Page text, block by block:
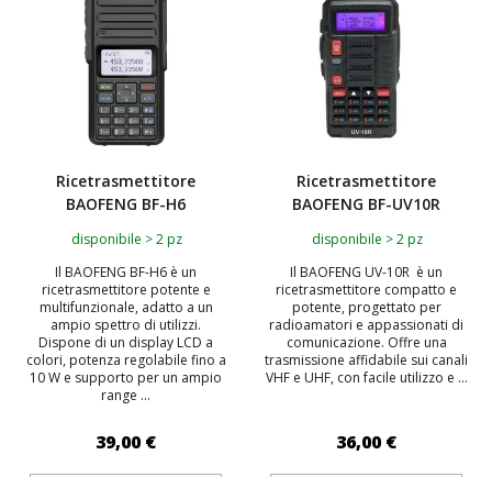
Ricetrasmettitore
BAOFENG BF-H6
disponibile > 2 pz
Il BAOFENG BF-H6 è un
ricetrasmettitore potente e
multifunzionale, adatto a un
ampio spettro di utilizzi.
Dispone di un display LCD a
colori, potenza regolabile fino a
10 W e supporto per un ampio
range ...
39,00 €
Ricetrasmettitore
BAOFENG BF-UV10R
disponibile > 2 pz
Il BAOFENG UV-10R è un
ricetrasmettitore compatto e
potente, progettato per
radioamatori e appassionati di
comunicazione. Offre una
trasmissione affidabile sui canali
VHF e UHF, con facile utilizzo e ...
36,00 €